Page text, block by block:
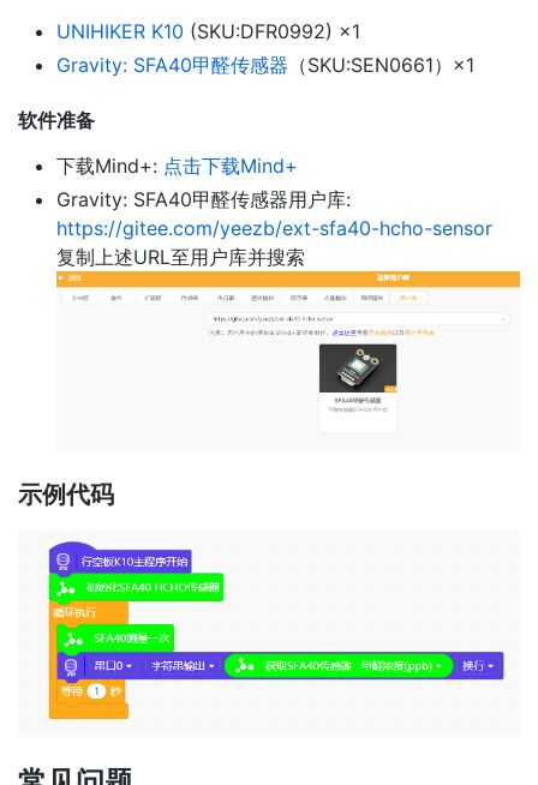
UNIHIKER K10 (SKU:DFR0992) ×1
Gravity: SFA40甲醛传感器 （SKU:SEN0661）×1
软件准备
下载Mind+: 点击下载Mind+
Gravity: SFA40甲醛传感器用户库:
https://gitee.com/yeezb/ext-sfa40-hcho-sensor
复制上述URL至用户库并搜索
示例代码